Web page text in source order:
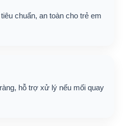
chuẩn, an toàn cho trẻ em
hỗ trợ xử lý nếu mối quay